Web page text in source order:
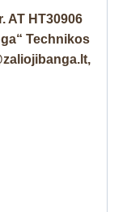
AT HT30906
Technikos